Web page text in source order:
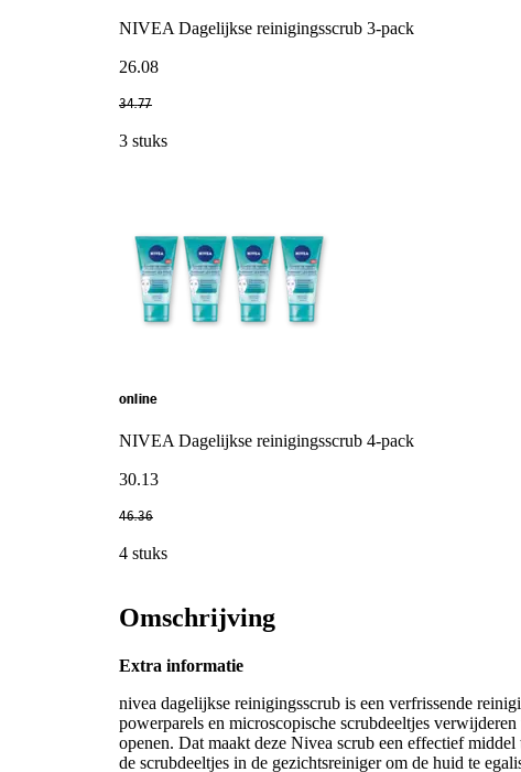
NIVEA Dagelijkse reinigingsscrub 3-pack
26.08
34.77
3 stuks
online
NIVEA Dagelijkse reinigingsscrub 4-pack
30.13
46.36
4 stuks
Omschrijving
Extra informatie
nivea dagelijkse reinigingsscrub is een verfrissende
powerparels en microscopische scrubdeeltjes
openen. Dat maakt deze Nivea scrub een effectief
de scrubdeeltjes in de gezichtsreiniger om de huid te